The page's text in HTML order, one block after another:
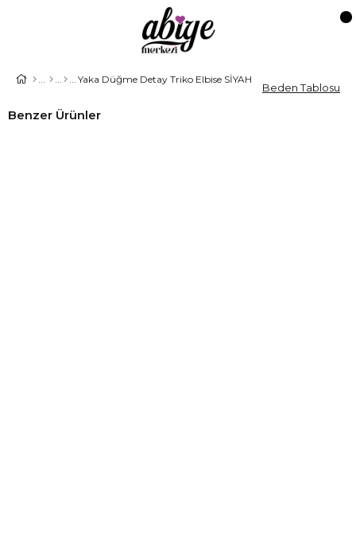
Yaka Düğme Detay Triko Elbise SİYAH
Benzer Ürünler
Beden Tablosu